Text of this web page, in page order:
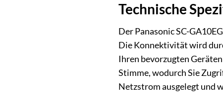
Technische
Der Panasonic SC-
Die Konnektivität wird
Ihren bevorzugten
Stimme, wodurch Sie
Netzstrom ausgelegt und